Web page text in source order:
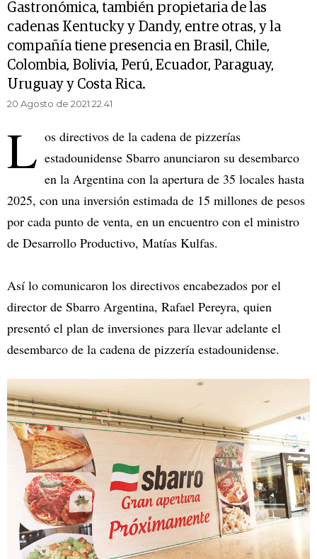
Gastronómica, también propietaria de las
cadenas Kentucky y Dandy, entre otras, y la
compañía tiene presencia en Brasil, Chile,
Colombia, Bolivia, Perú, Ecuador, Paraguay,
Uruguay y Costa Rica.
20 Agosto de 2021 22.41
L os directivos de la cadena de pizzerías
estadounidense Sbarro anunciaron su desembarco
en la Argentina con la apertura de 35 locales hasta
2025, con una inversión estimada de 15 millones de pesos
por cada punto de venta, en un encuentro con el ministro
de Desarrollo Productivo, Matías Kulfas.
Así lo comunicaron los directivos encabezados por el
director de Sbarro Argentina, Rafael Pereyra, quien
presentó el plan de inversiones para llevar adelante el
desembarco de la cadena de pizzería estadounidense.